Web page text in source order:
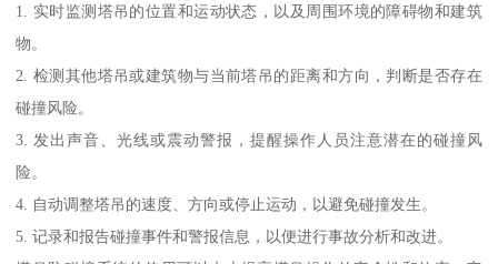
1. 实时监测塔吊的位置和运动状态，以及周围环境的障碍物和建筑
物。
2. 检测其他塔吊或建筑物与当前塔吊的距离和方向，判断是否存在
碰撞风险。
3. 发出声音、光线或震动警报，提醒操作人员注意潜在的碰撞风
险。
4. 自动调整塔吊的速度、方向或停止运动，以避免碰撞发生。
5. 记录和报告碰撞事件和警报信息，以便进行事故分析和改进。